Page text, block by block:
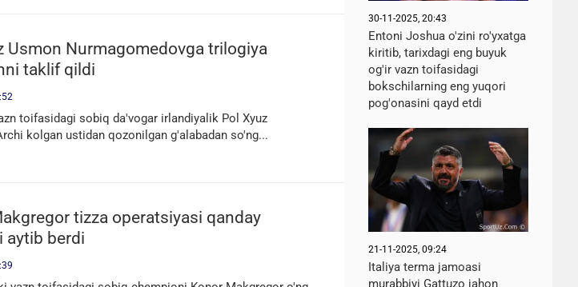
Usmon Nurmagomedovga trilogiya
taklif qildi
toifasidagi sobiq da'vogar irlandiyalik Pol Xyuz
kolgan ustidan qozonilgan g'alabadan so'ng...
tizza operatsiyasi qanday
aytib berdi
30-11-2025, 20:43
Entoni Joshua o'zini ro'yxatga
kiritib, tarixdagi eng buyuk
og'ir vazn toifasidagi
bokschilarning eng yuqori
pog'onasini qayd etdi
21-11-2025, 09:24
Italiya terma jamoasi
murabbiyi Gattuzo jahon